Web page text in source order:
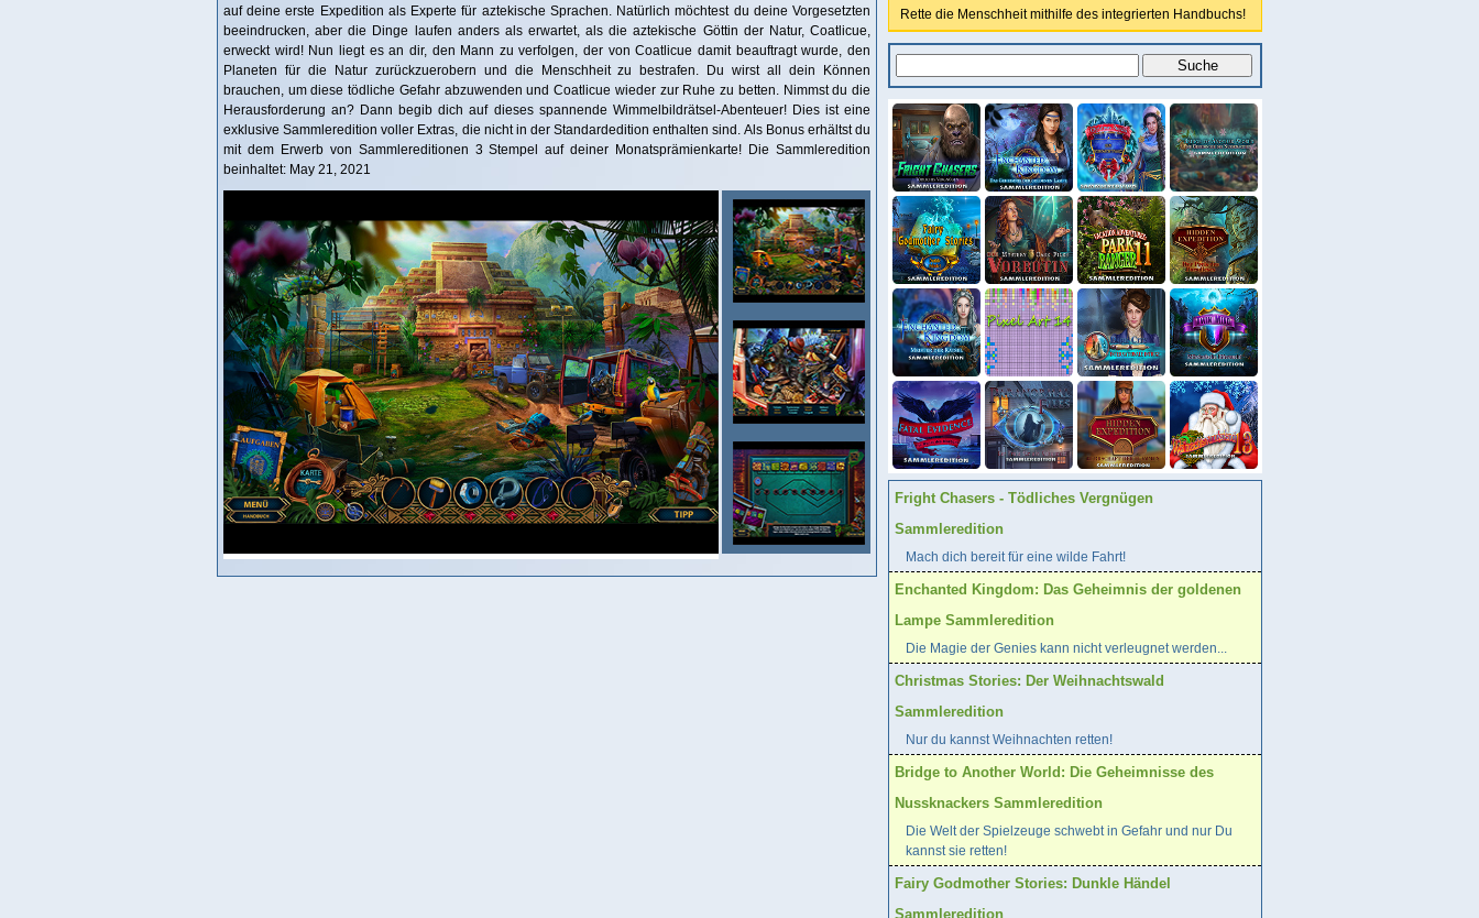
auf deine erste Expedition als Experte für aztekische Sprachen. Natürlich möchtest du deine Vorgesetzten
beeindrucken, aber die Dinge laufen anders als erwartet, als die aztekische Göttin der Natur, Coatlicue,
erweckt wird! Nun liegt es an dir, den Mann zu verfolgen, der von Coatlicue damit beauftragt wurde, den
Planeten für die Natur zurückzuerobern und die Menschheit zu bestrafen. Du wirst all dein Können
brauchen, um diese tödliche Gefahr abzuwenden und Coatlicue wieder zur Ruhe zu betten. Nimmst du die
Herausforderung an? Dann begib dich auf dieses spannende Wimmelbildrätsel-Abenteuer! Dies ist eine
exklusive Sammleredition voller Extras, die nicht in der Standardedition enthalten sind. Als Bonus erhältst du
mit dem Erwerb von Sammlereditionen 3 Stempel auf deiner Monatsprämienkarte! Die Sammleredition
beinhaltet: May 21, 2021
Rette die Menschheit mithilfe des integrierten Handbuchs!
Fright Chasers - Tödliches Vergnügen
Sammleredition
Mach dich bereit für eine wilde Fahrt!
Enchanted Kingdom: Das Geheimnis der goldenen
Lampe Sammleredition
Die Magie der Genies kann nicht verleugnet werden...
Christmas Stories: Der Weihnachtswald
Sammleredition
Nur du kannst Weihnachten retten!
Bridge to Another World: Die Geheimnisse des
Nussknackers Sammleredition
Die Welt der Spielzeuge schwebt in Gefahr und nur Du
kannst sie retten!
Fairy Godmother Stories: Dunkle Händel
Sammleredition